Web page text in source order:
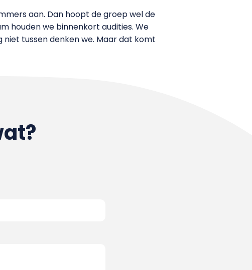
aan. Dan hoopt de groep wel de
houden we binnenkort audities. We
tussen denken we. Maar dat komt